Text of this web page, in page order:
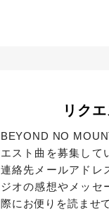
リク
BEYOND NO
エスト曲を募集して
連絡先メールアドレ
ジオの感想やメッセ
際にお便りを読ませ